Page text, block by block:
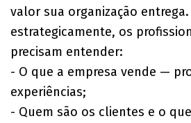
valor sua organização
estrategicamente, os
precisam entender:
- O que a empresa vende —
experiências;
- Quem são os clientes e o